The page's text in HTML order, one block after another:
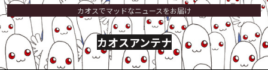
カオスでマッドなニュースをお届け
カオスアンテナ